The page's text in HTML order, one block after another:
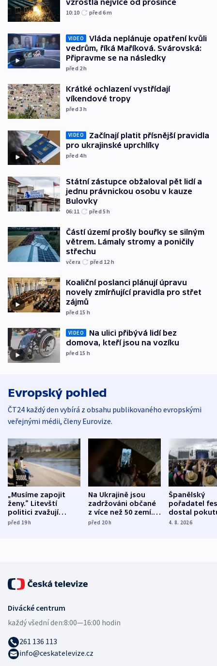
vzrostla nejvíce od prosince
10:10 před 6m
VIDEO
Vláda neplánuje opatření kvůli
vedrům, říká Maříková. Svárovská:
Připravme se na následky
před 2h
Krátké ochlazení vystřídají
víkendové tropy
před 3h
VIDEO
Začínají platit přísnější pravidla
pro ukrajinské uprchlíky
před 4h
Státní zástupce obžaloval pět lidí a
jednu právnickou osobu v kauze
Bulovky
06:11 před 5h
Částí území prošly bouřky se silným
větrem. Lámaly stromy a poničily
střechu
včera před 12 h
Koaliční poslanci plánují úpravu
novely zmírňující pravidla pro střet
zájmů
před 15 h
VIDEO
Na ulici přibývá lidí bez
domova, kteří jsou na vozíku
před 15 h
Evropský pohled
ČT24 každý den vybírá z obsahu publikovaného evropskými
veřejnými médii, členy Eurovize.
„Musíme zapojit
ženy.“ Litevští
politici zvažují
dohodu o
před 19h
Na Ukrajině jsou
zadržováni občané
z více než 50 zemí.
Bojovali na straně
před 20h
Španělský
pořadatel
dostal
nekalé
4. 8. 2026
Divácké centrum
každý všední den:8:00—16:00 hodin
261 136 113
info@ceskatelevize.cz